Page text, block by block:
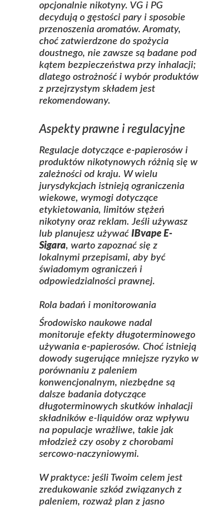
opcjonalnie nikotyny. VG i PG
decydują o gęstości pary i sposobie
przenoszenia aromatów. Aromaty,
choć zatwierdzone do spożycia
doustnego, nie zawsze są badane pod
kątem bezpieczeństwa przy inhalacji;
dlatego ostrożność i wybór produktów
z przejrzystym składem jest
rekomendowany.
Aspekty prawne i regulacyjne
Regulacje dotyczące e‑papierosów i
produktów nikotynowych różnią się w
zależności od kraju. W wielu
jurysdykcjach istnieją ograniczenia
wiekowe, wymogi dotyczące
etykietowania, limitów stężeń
nikotyny oraz reklam. Jeśli używasz
lub planujesz używać IBvape E-
Sigara, warto zapoznać się z
lokalnymi przepisami, aby być
świadomym ograniczeń i
odpowiedzialności prawnej.
Rola badań i monitorowania
Środowisko naukowe nadal
monitoruje efekty długoterminowego
używania e‑papierosów. Choć istnieją
dowody sugerujące mniejsze ryzyko w
porównaniu z paleniem
konwencjonalnym, niezbędne są
dalsze badania dotyczące
długoterminowych skutków inhalacji
składników e‑liquidów oraz wpływu
na populacje wrażliwe, takie jak
młodzież czy osoby z chorobami
sercowo‑naczyniowymi.
W praktyce: jeśli Twoim celem jest
zredukowanie szkód związanych z
paleniem, rozważ plan z jasno